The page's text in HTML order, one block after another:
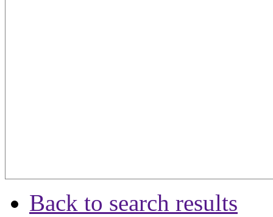
Back to search results